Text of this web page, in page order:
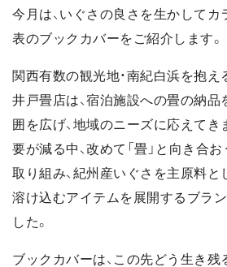
今月は、いぐさの良さを生かしてカ
表のブックカバーをご紹介します。
関西有数の観光地・南紀白浜を抱え
井戸畳店は、宿泊施設への畳の納品
囲を広げ、地域のニーズに応えてき
要が減る中、改めて「畳」と向き合
取り組み、紀州産いぐさを主原料と
溶け込むアイテムを展開するブラン
した。
ブックカバーは、この先どう生き残